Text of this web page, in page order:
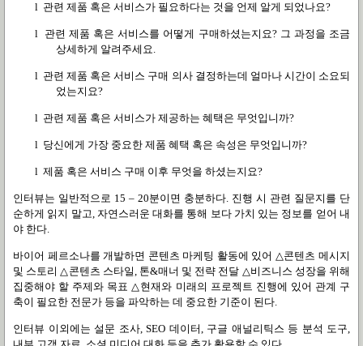
l 관련 제품 혹은 서비스가 필요하다는 것을 언제 알게 되었나요?
l 관련 제품 혹은 서비스를 어떻게 구매하셨는지요? 그 과정을 조금
상세하게 알려주세요.
l 관련 제품 혹은 서비스 구매 의사 결정하는데 얼마나 시간이 소요되
었는지요?
l 관련 제품 혹은 서비스가 제공하는 혜택은 무엇입니까?
l 당신에게 가장 중요한 제품 혜택 혹은 속성은 무엇입니까?
l 제품 혹은 서비스 구매 이후 무엇을 하셨는지요?
인터뷰는 일반적으로 15 – 20분이면 충분하다. 진행 시 관련 질문지를 단
순하게 읽지 말고, 자연스러운 대화를 통해 보다 가치 있는 정보를 얻어 내
야 한다.
바이어 페르소나를 개발하면 콘텐츠 마케팅 활동에 있어 △콘텐츠 메시지
및 스토리 △ 콘텐츠 스타일, 톤&매너 및 전략 전달 △비즈니스 성장을 위해
집중해야 할 주제와 목표 △ 현재와 미래의 프로젝트 진행에 있어 관계 구
축이 필요한 전문가 등을 파악하는 데 중요한 기준이 된다.
인터뷰 이외에는 설문 조사, SEO 데이터, 구글 애널리틱스 등 분석 도구,